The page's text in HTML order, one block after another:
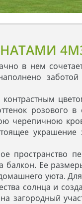
в нем
розового в
черепичною
украшение
пространство
балкон. Ее
уюта.
солнца и
загородный